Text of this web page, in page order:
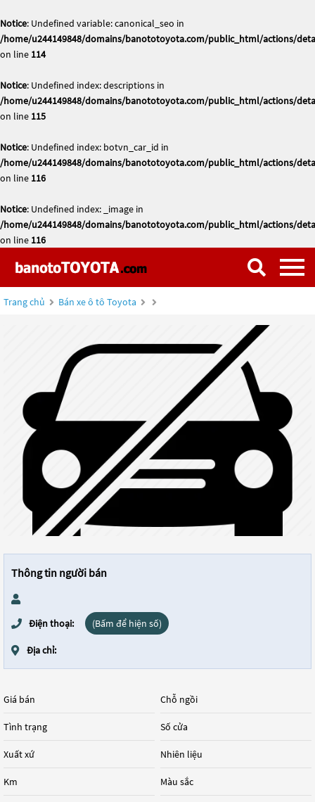
Notice: Undefined variable: canonical_seo in
/home/u244149848/domains/banototoyota.com/public_html/actions/
on line 114
Notice: Undefined index: descriptions in
/home/u244149848/domains/banototoyota.com/public_html/actions/
on line 115
Notice: Undefined index: botvn_car_id in
/home/u244149848/domains/banototoyota.com/public_html/actions/
on line 116
Notice: Undefined index: _image in
/home/u244149848/domains/banototoyota.com/public_html/actions/
on line 116
Trang chủ Bán xe ô tô Toyota
Thông tin người bán
Điện thoại: (Bấm để hiện số)
Địa chỉ:
Giá bán
Tình trạng
Xuất xứ
Km
Chỗ ngồi
Số cửa
Nhiên liệu
Màu sắc